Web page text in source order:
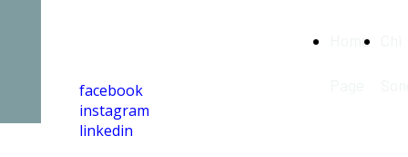
Home
facebook
instagram
linkedin